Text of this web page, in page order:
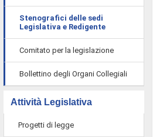
Stenografici delle sedi
Legislativa e Redigente
Comitato per la legislazione
Bollettino degli Organi Collegiali
Attività Legislativa
Progetti di legge